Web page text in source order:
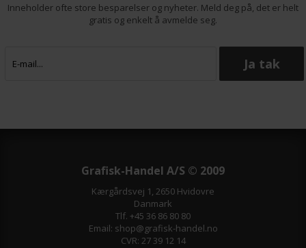
Inneholder ofte store besparelser og nyheter. Meld deg på, det er helt
gratis og enkelt å avmelde seg.
Grafisk-Handel A/S © 2009
Kærgårdsvej 1, 2650 Hvidovre
Danmark
Tlf. +45 36 86 80 80
Email: shop@grafisk-handel.no
CVR: 27 39 12 14